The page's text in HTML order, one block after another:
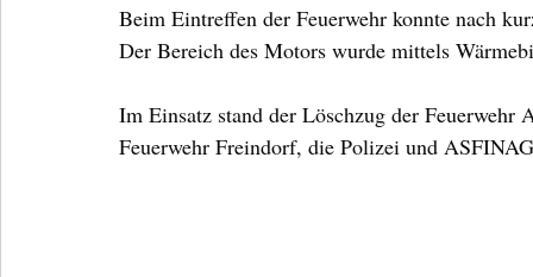
Beim Eintreffen der Feuerwehr konnte nach
Der Bereich des Motors wurde mittels
Im Einsatz stand der Löschzug der
Feuerwehr Freindorf, die Polizei und